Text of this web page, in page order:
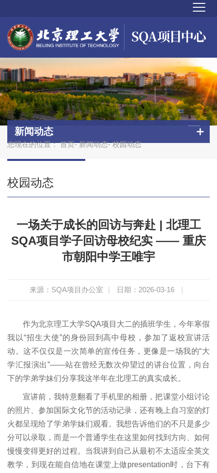
您现在的位置：首页-新闻动态- 校园动态
新闻动态
校园动态
一场关于成长的回访与奔赴 | 北理工
SQA项目学子回访母校纪实 —— 重庆
市朝阳中学王唯宇
来源：SQA项目办公室 | 日期：2026-03-16 |
作为北京理工大学SQA项目大二的插班学生，今年寒假
我以“招生大使”的身份回到高中母校，参加了返校宣讲活
动。这不仅仅是一次简单的宣传任务，更像是一场我的“大
学汇报演出”——站在曾经无数次仰望过的讲台位置，向台
下的学弟学妹们分享我这半年在北理工的真实成长。
宣讲前，我特意翻看了手机里的相册，把课堂小组讨论
的照片、参加国际文化节的活动记录，还有晚上自习室的灯
火都呈现给了学弟学妹们观看。我想告诉他们的不只是多少
分可以录取，而是一个普通学生在这里如何找到方向、如何
慢慢变得更好的过程。当我讲到自己从最初不太适应全英文
教学，到现在能自信地在课堂上做presentation时，台下有